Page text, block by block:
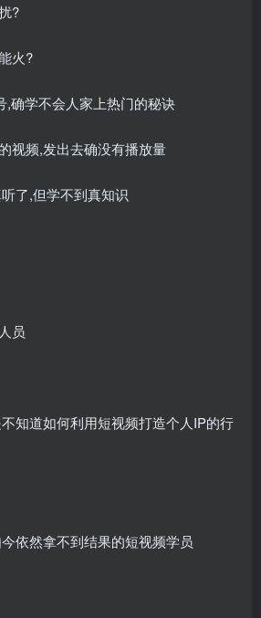
?
火?
,确学不会人家上热门的秘诀
视频,发出去确没有播放量
了,但学不到真知识
员
知道如何利用短视频打造个人IP的行
依然拿不到结果的短视频学员